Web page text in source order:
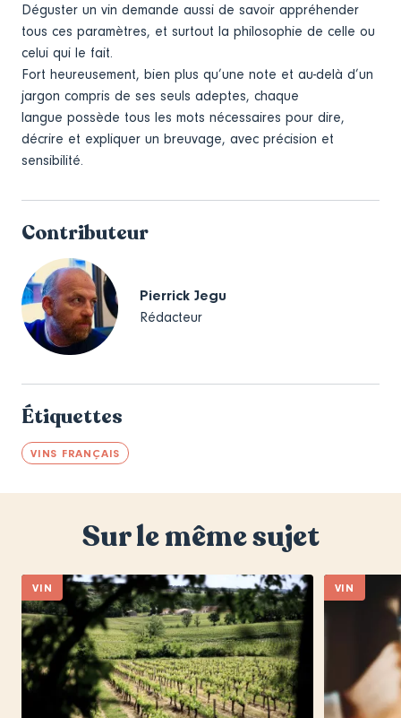
Déguster un vin demande aussi de savoir appréhender
tous ces paramètres, et surtout la philosophie de celle ou
celui qui le fait.
Fort heureusement, bien plus qu’une note et au-delà d’un
jargon compris de ses seuls adeptes, chaque
langue possède tous les mots nécessaires pour dire,
décrire et expliquer un breuvage, avec précision et
sensibilité.
Contributeur
Pierrick Jegu
Rédacteur
Étiquettes
VINS FRANÇAIS
Sur le même sujet
VIN VIN